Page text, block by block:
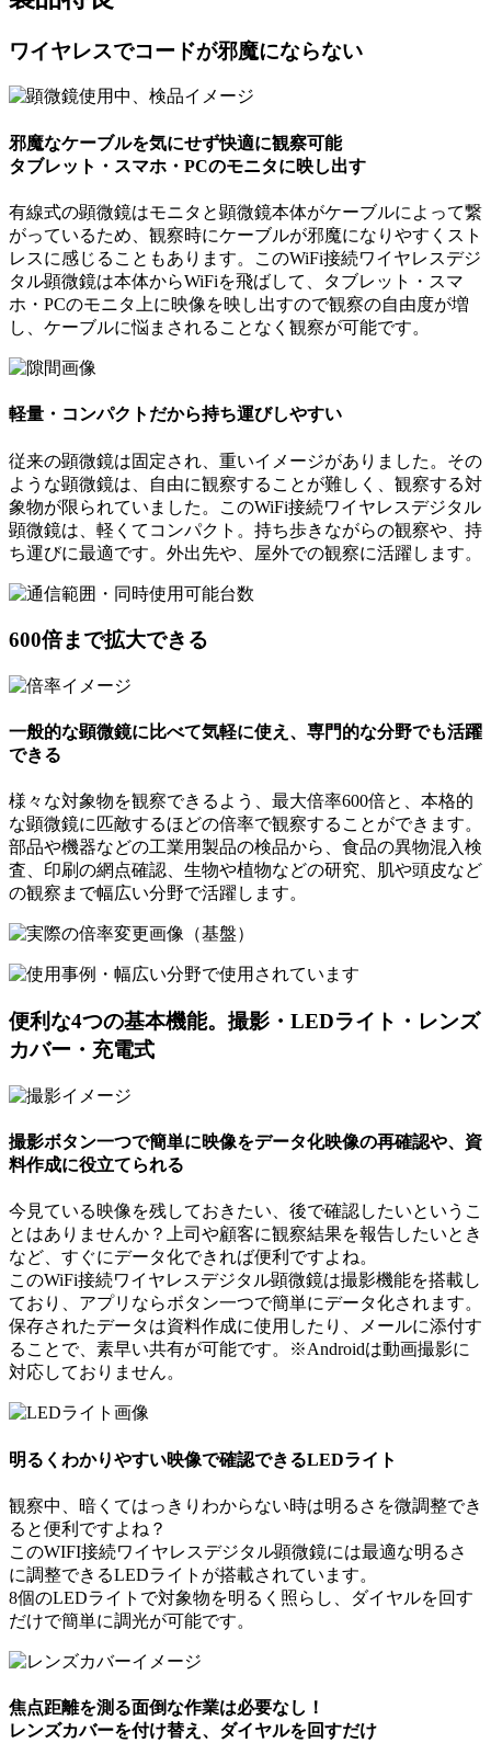
ワイヤレスでコードが邪魔にならない
邪魔なケーブルを気にせず快適に観察可能
タブレット・スマホ・PCのモニタに映し出す
有線式の顕微鏡はモニタと顕微鏡本体がケーブルによって繋
がっているため、観察時にケーブルが邪魔になりやすくスト
レスに感じることもあります。このWiFi接続ワイヤレスデジ
タル顕微鏡は本体からWiFiを飛ばして、タブレット・スマ
ホ・PCのモニタ上に映像を映し出すので観察の自由度が増
し、ケーブルに悩まされることなく観察が可能です。
軽量・コンパクトだから持ち運びしやすい
従来の顕微鏡は固定され、重いイメージがありました。その
ような顕微鏡は、自由に観察することが難しく、観察する対
象物が限られていました。このWiFi接続ワイヤレスデジタル
顕微鏡は、軽くてコンパクト。持ち歩きながらの観察や、持
ち運びに最適です。外出先や、屋外での観察に活躍します。
600倍まで拡大できる
一般的な顕微鏡に比べて気軽に使え、専門的な分野でも活躍
できる
様々な対象物を観察できるよう、最大倍率600倍と、本格的
な顕微鏡に匹敵するほどの倍率で観察することができます。
部品や機器などの工業用製品の検品から、食品の異物混入検
査、印刷の網点確認、生物や植物などの研究、肌や頭皮など
の観察まで幅広い分野で活躍します。
便利な4つの基本機能。撮影・LEDライト・レンズ
カバー・充電式
撮影ボタン一つで簡単に映像をデータ化映像の再確認や、資
料作成に役立てられる
今見ている映像を残しておきたい、後で確認したいというこ
とはありませんか？上司や顧客に観察結果を報告したいとき
など、すぐにデータ化できれば便利ですよね。
このWiFi接続ワイヤレスデジタル顕微鏡は撮影機能を搭載し
ており、アプリならボタン一つで簡単にデータ化されます。
保存されたデータは資料作成に使用したり、メールに添付す
ることで、素早い共有が可能です。※Androidは動画撮影に
対応しておりません。
明るくわかりやすい映像で確認できるLEDライト
観察中、暗くてはっきりわからない時は明るさを微調整でき
ると便利ですよね？
このWIFI接続ワイヤレスデジタル顕微鏡には最適な明るさ
に調整できるLEDライトが搭載されています。
8個のLEDライトで対象物を明るく照らし、ダイヤルを回す
だけで簡単に調光が可能です。
焦点距離を測る面倒な作業は必要なし！
レンズカバーを付け替え、ダイヤルを回すだけ